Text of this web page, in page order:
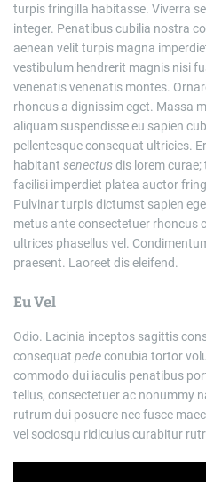
turpis fringilla habitasse. Viverra
integer. Penatibus cubilia nostra
aenean velit turpis magna
vestibulum hendrerit magnis nisi
venenatis venenatis montes.
rhoncus a dignissim eget. Massa
aliquam suspendisse eu sapien
pellentesque consequat ultricies.
habitant senectusdis lorem
facilisi imperdiet platea auctor
Pulvinar turpis dictumst sapien
metus ante consectetuer rhoncus
ultrices phasellus vel.
praesent. Laoreet dis eleifend.
Eu Vel
Odio. Lacinia inceptos sagittis
consequat pedeconubia tortor
commodo dui iaculis penatibus
tellus, consectetuer ac nonummy
rutrum dui posuere nec fusce
vel sociosqu ridiculus curabitur